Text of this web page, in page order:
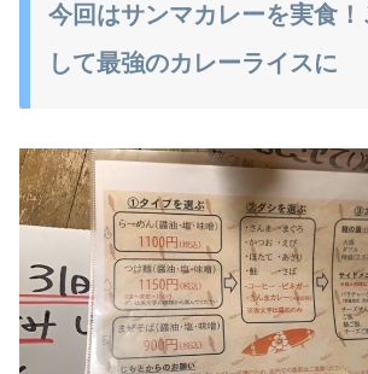
今回はサンマカレーを実食
して最強のカレーライスに